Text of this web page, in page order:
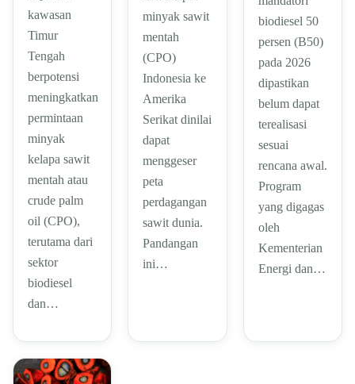
kawasan
Timur
Tengah
berpotensi
meningkatkan
permintaan
minyak
kelapa sawit
mentah atau
crude palm
oil (CPO),
terutama dari
sektor
biodiesel
dan…
minyak sawit
mentah
(CPO)
Indonesia ke
Amerika
Serikat dinilai
dapat
menggeser
peta
perdagangan
sawit dunia.
Pandangan
ini…
biodiesel 50
persen (B50)
pada 2026
dipastikan
belum dapat
terealisasi
sesuai
rencana awal.
Program
yang digagas
oleh
Kementerian
Energi dan…